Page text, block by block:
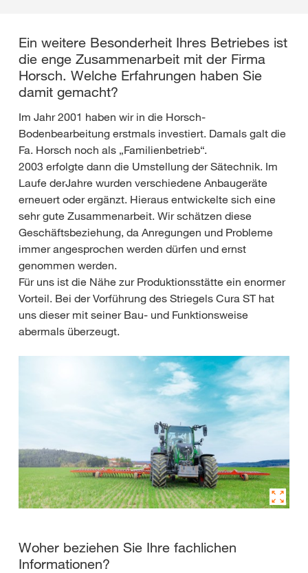
Ein weitere Besonderheit Ihres Betriebes ist
die enge Zusammenarbeit mit der Firma
Horsch. Welche Erfahrungen haben Sie
damit gemacht?
Im Jahr 2001 haben wir in die Horsch-
Bodenbearbeitung erstmals investiert. Damals galt die
Fa. Horsch noch als „Familienbetrieb“.
2003 erfolgte dann die Umstellung der Sätechnik. Im
Laufe derJahre wurden verschiedene Anbaugeräte
erneuert oder ergänzt. Hieraus entwickelte sich eine
sehr gute Zusammenarbeit. Wir schätzen diese
Geschäftsbeziehung, da Anregungen und Probleme
immer angesprochen werden dürfen und ernst
genommen werden.
Für uns ist die Nähe zur Produktionsstätte ein enormer
Vorteil. Bei der Vorführung des Striegels Cura ST hat
uns dieser mit seiner Bau- und Funktionsweise
abermals überzeugt.
Woher beziehen Sie Ihre fachlichen
Informationen?